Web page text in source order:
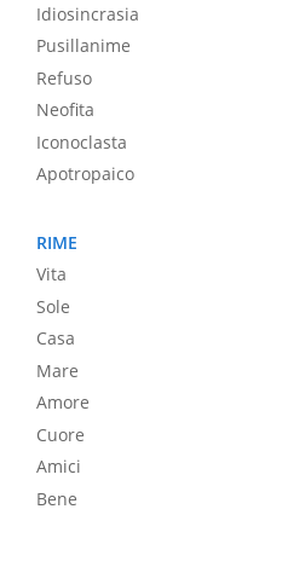
Idiosincrasia
Pusillanime
Refuso
Neofita
Iconoclasta
Apotropaico
RIME
Vita
Sole
Casa
Mare
Amore
Cuore
Amici
Bene